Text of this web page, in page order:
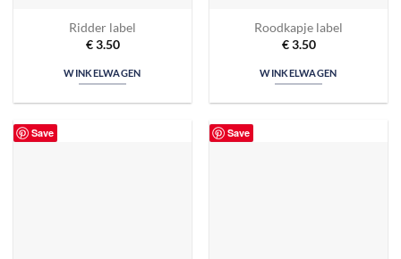
Ridder label
€3.50
WINKELWAGEN
Roodkapje label
€3.50
WINKELWAGEN
Save Save